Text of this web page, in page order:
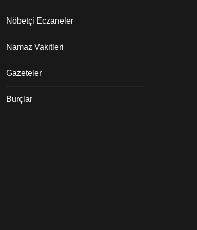
Nöbetçi Eczaneler
Namaz Vakitleri
Gazeteler
Burçlar